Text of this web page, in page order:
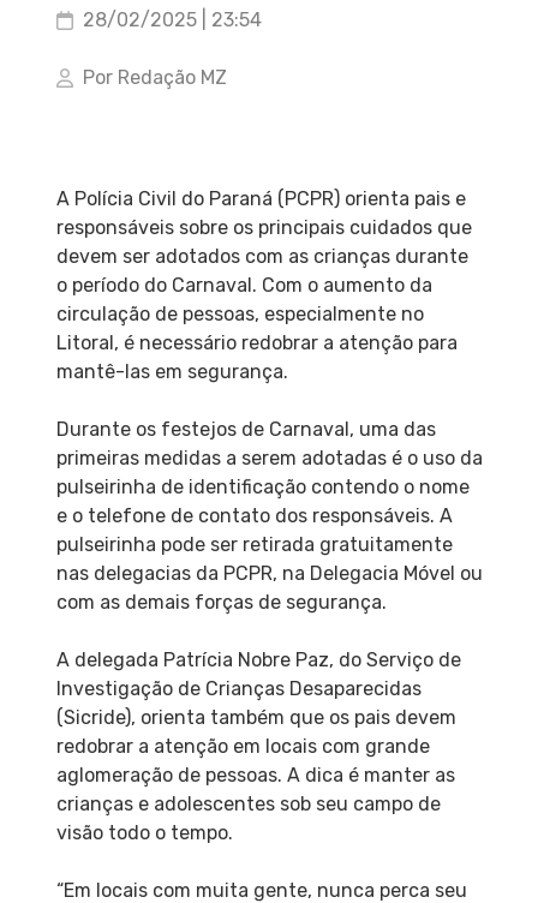
28/02/2025 | 23:54
Por Redação MZ
A Polícia Civil do Paraná (PCPR) orienta pais e
responsáveis sobre os principais cuidados que
devem ser adotados com as crianças durante
o período do Carnaval. Com o aumento da
circulação de pessoas, especialmente no
Litoral, é necessário redobrar a atenção para
mantê-las em segurança.
Durante os festejos de Carnaval, uma das
primeiras medidas a serem adotadas é o uso da
pulseirinha de identificação contendo o nome
e o telefone de contato dos responsáveis. A
pulseirinha pode ser retirada gratuitamente
nas delegacias da PCPR, na Delegacia Móvel ou
com as demais forças de segurança.
A delegada Patrícia Nobre Paz, do Serviço de
Investigação de Crianças Desaparecidas
(Sicride), orienta também que os pais devem
redobrar a atenção em locais com grande
aglomeração de pessoas. A dica é manter as
crianças e adolescentes sob seu campo de
visão todo o tempo.
“Em locais com muita gente, nunca perca seu